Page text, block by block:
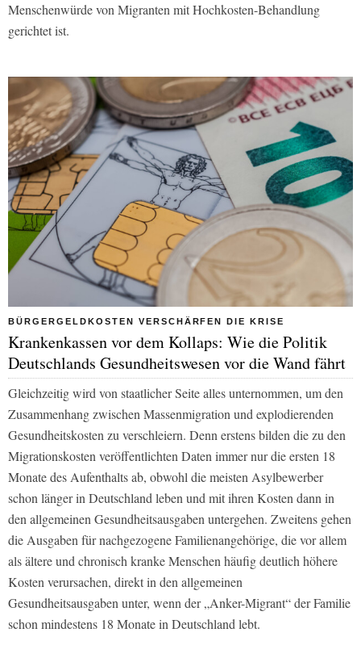
Menschenwürde von Migranten mit Hochkosten-Behandlung
gerichtet ist.
BÜRGERGELDKOSTEN VERSCHÄRFEN DIE KRISE
Krankenkassen vor dem Kollaps: Wie die Politik
Deutschlands Gesundheitswesen vor die Wand fährt
Gleichzeitig wird von staatlicher Seite alles unternommen, um den
Zusammenhang zwischen Massenmigration und explodierenden
Gesundheitskosten zu verschleiern. Denn erstens bilden die zu den
Migrationskosten veröffentlichten Daten immer nur die ersten 18
Monate des Aufenthalts ab, obwohl die meisten Asylbewerber
schon länger in Deutschland leben und mit ihren Kosten dann in
den allgemeinen Gesundheitsausgaben untergehen. Zweitens gehen
die Ausgaben für nachgezogene Familienangehörige, die vor allem
als ältere und chronisch kranke Menschen häufig deutlich höhere
Kosten verursachen, direkt in den allgemeinen
Gesundheitsausgaben unter, wenn der „Anker-Migrant“ der Familie
schon mindestens 18 Monate in Deutschland lebt.